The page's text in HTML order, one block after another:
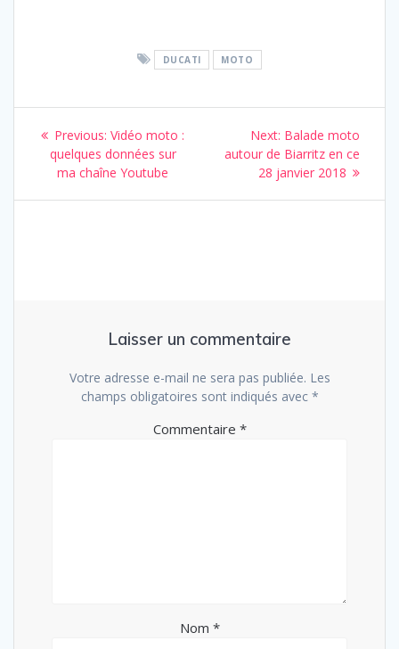
DUCATI MOTO
Navigation
l’article
Previous: Previous
post:
Vidéo moto :
quelques données sur
ma chaîne Youtube
Next: Next
post:
Balade moto
autour de Biarritz en ce
28 janvier 2018
Laisser un commentaire
Votre adresse e-mail ne sera pas publiée. Les
champs obligatoires sont indiqués avec *
Commentaire *
Nom *